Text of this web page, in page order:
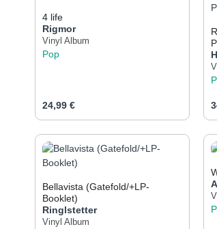
4 life
Rigmor
Vinyl Album
Pop
Regulärer Preis:
24,99 €
Produkt Anzahl: Gib
Bellavista (Gatefold/+LP-
Booklet)
Ringlstetter
Vinyl Album